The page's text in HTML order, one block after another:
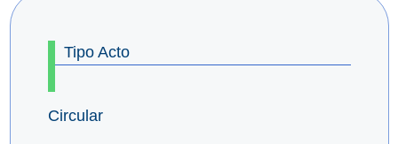
Tipo Acto
Circular